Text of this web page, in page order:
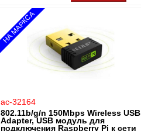
НА МАРКСА
ac-32164
802.11b/g/n 150Mbps Wireless USB
Adapter, USB модуль для
подключения Raspberry Pi к сети